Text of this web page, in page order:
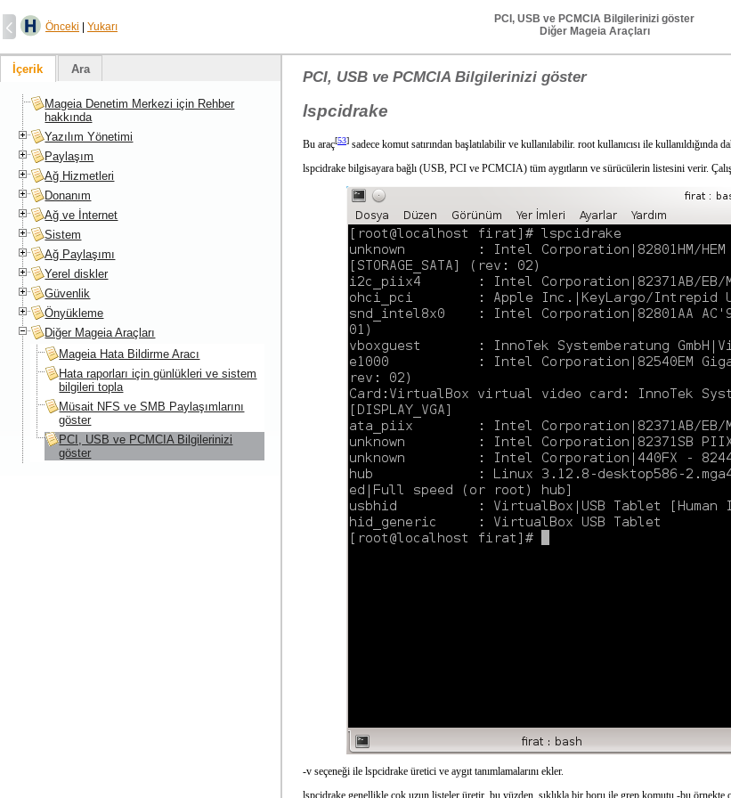
Önceki Yukarı
PCI, USB ve PCMCIA Bilgilerinizi göster
Diğer Mageia Araçları
PCI, USB ve PCMCIA Bilgilerinizi göster
lspcidrake
Bu araç[53] sadece komut satırından başlatılabilir ve kullanılabilir. root kullanıcısı ile kullanıldığında
lspcidrake bilgisayara bağlı (USB, PCI ve PCMCIA) tüm aygıtların ve sürücülerin listesini verir.
-v seçeneği ile lspcidrake üretici ve aygıt tanımlamalarını ekler.
lspcidrake genellikle çok uzun listeler üretir, bu yüzden, sıklıkla bir boru ile grep komutu -bu örnekte
İçerik Ara
Mageia Denetim Merkezi için Rehber
hakkında
Yazılım Yönetimi
Paylaşım
Ağ Hizmetleri
Donanım
Ağ ve İnternet
Sistem
Ağ Paylaşımı
Yerel diskler
Güvenlik
Önyükleme
Diğer Mageia Araçları
Mageia Hata Bildirme Aracı
Hata raporları için günlükleri ve sistem
bilgileri topla
Müsait NFS ve SMB Paylaşımlarını
göster
PCI, USB ve PCMCIA Bilgilerinizi
göster